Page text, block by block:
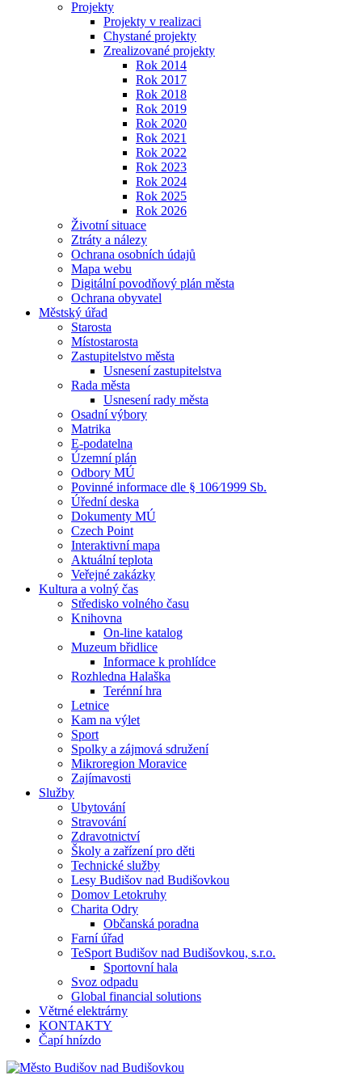
Projekty
Projekty v realizaci
Chystané projekty
Zrealizované projekty
Rok 2014
Rok 2017
Rok 2018
Rok 2019
Rok 2020
Rok 2021
Rok 2022
Rok 2023
Rok 2024
Rok 2025
Rok 2026
Životní situace
Ztráty a nálezy
Ochrana osobních údajů
Mapa webu
Digitální povodňový plán města
Ochrana obyvatel
Městský úřad
Starosta
Místostarosta
Zastupitelstvo města
Usnesení zastupitelstva
Rada města
Usnesení rady města
Osadní výbory
Matrika
E-podatelna
Územní plán
Odbory MÚ
Povinné informace dle § 106⁄1999 Sb.
Úřední deska
Dokumenty MÚ
Czech Point
Interaktivní mapa
Aktuální teplota
Veřejné zakázky
Kultura a volný čas
Středisko volného času
Knihovna
On-line katalog
Muzeum břidlice
Informace k prohlídce
Rozhledna Halaška
Terénní hra
Letnice
Kam na výlet
Sport
Spolky a zájmová sdružení
Mikroregion Moravice
Zajímavosti
Služby
Ubytování
Stravování
Zdravotnictví
Školy a zařízení pro děti
Technické služby
Lesy Budišov nad Budišovkou
Domov Letokruhy
Charita Odry
Občanská poradna
Farní úřad
TeSport Budišov nad Budišovkou, s.r.o.
Sportovní hala
Svoz odpadu
Global financial solutions
Větrné elektrárny
KONTAKTY
Čapí hnízdo